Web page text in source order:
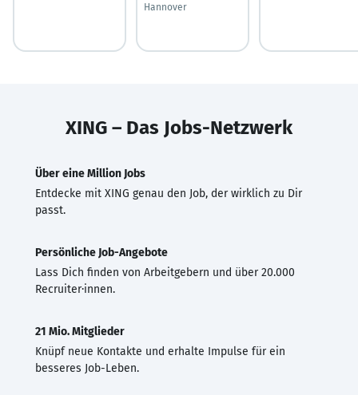
Hannover
XING – Das Jobs-Netzwerk
Über eine Million Jobs
Entdecke mit XING genau den Job, der wirklich zu Dir
passt.
Persönliche Job-Angebote
Lass Dich finden von Arbeitgebern und über 20.000
Recruiter·innen.
21 Mio. Mitglieder
Knüpf neue Kontakte und erhalte Impulse für ein
besseres Job-Leben.